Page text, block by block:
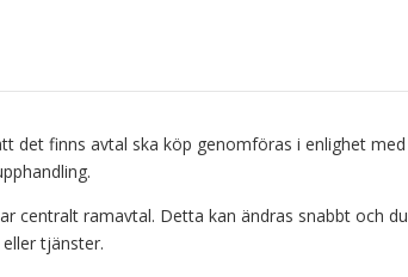
det finns avtal ska köp genomföras i enlighet med
centralt ramavtal. Detta kan ändras snabbt och du
tjänster.